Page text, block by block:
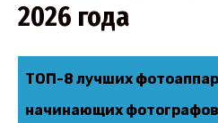
2026 года
ТОП-8 лучших
начинающих